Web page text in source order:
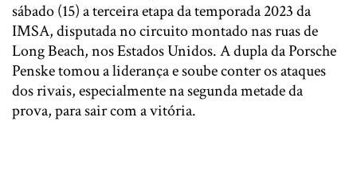
sábado (15) a terceira etapa da temporada 2023 da
IMSA, disputada no circuito montado nas ruas de
Long Beach, nos Estados Unidos. A dupla da Porsche
Penske tomou a liderança e soube conter os ataques
dos rivais, especialmente na segunda metade da
prova, para sair com a vitória.